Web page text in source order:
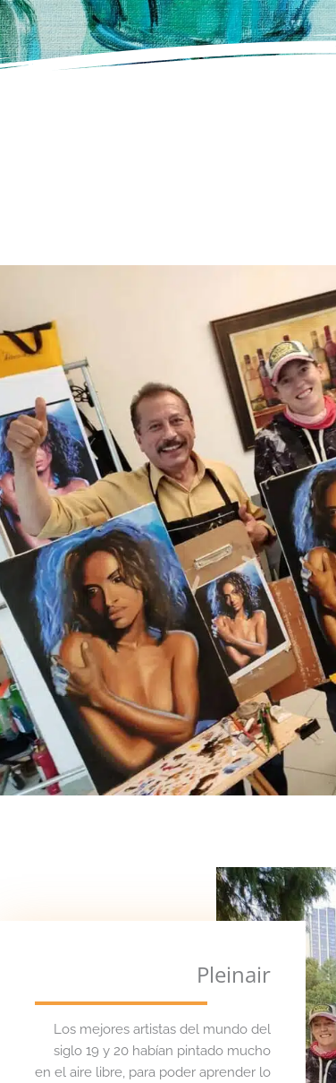
Pleinair
Los mejores artistas del mundo del
siglo 19 y 20 habían pintado mucho
en el aire libre, para poder aprender lo